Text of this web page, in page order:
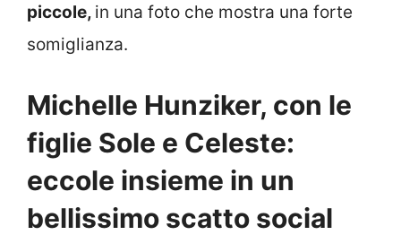
piccole, in una foto che mostra una forte
somiglianza.
Michelle Hunziker, con le
figlie Sole e Celeste:
eccole insieme in un
bellissimo scatto social